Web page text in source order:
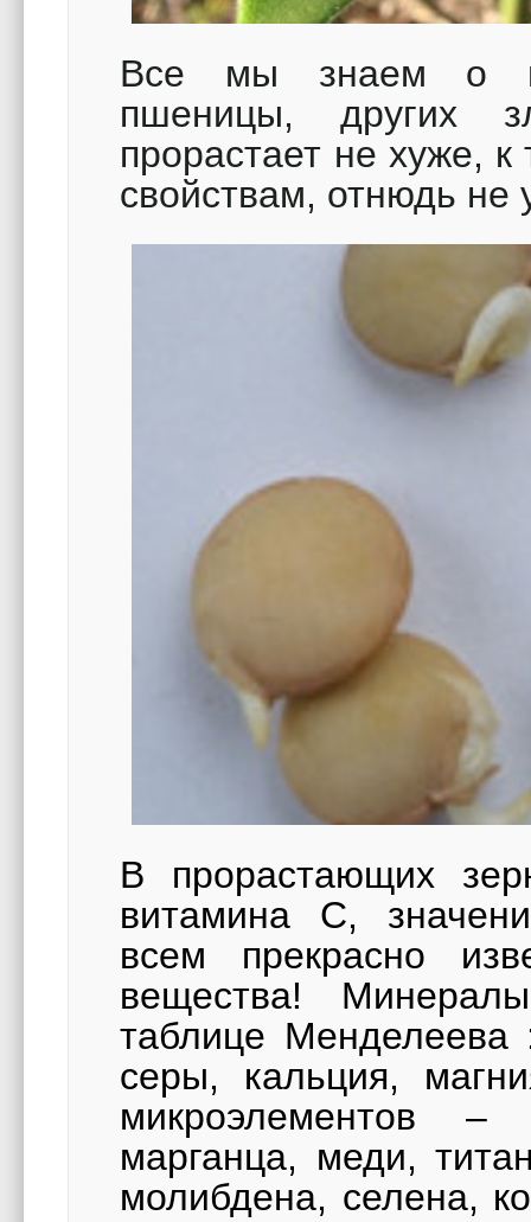
Все мы знаем о
пшеницы, других
прорастает не хуже,
свойствам, отнюдь не
В прорастающих
витамина С,
всем прекрасно
вещества!
таблице
серы, кальция,
микроэлементов –
марганца, меди,
молибдена, селена,